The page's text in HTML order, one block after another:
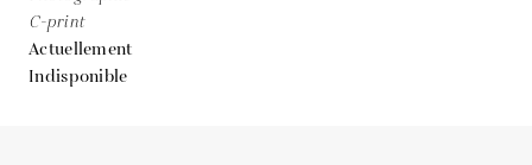
C-print
Actuellement
Indisponible